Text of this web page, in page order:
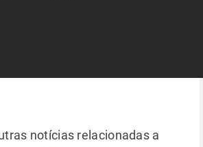
notícias relacionadas a